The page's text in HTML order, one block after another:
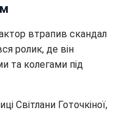
втрапив скандал
ролик, де він
та колегами під
Світлани Готочкіної,